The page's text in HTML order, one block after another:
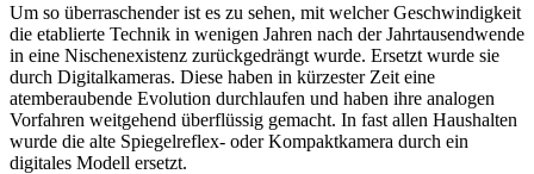
Um so überraschender ist es zu sehen, mit welcher Geschwindigkeit
die etablierte Technik in wenigen Jahren nach der Jahrtausendwende
in eine Nischenexistenz zurückgedrängt wurde. Ersetzt wurde sie
durch Digitalkameras. Diese haben in kürzester Zeit eine
atemberaubende Evolution durchlaufen und haben ihre analogen
Vorfahren weitgehend überflüssig gemacht. In fast allen Haushalten
wurde die alte Spiegelreflex- oder Kompaktkamera durch ein
digitales Modell ersetzt.